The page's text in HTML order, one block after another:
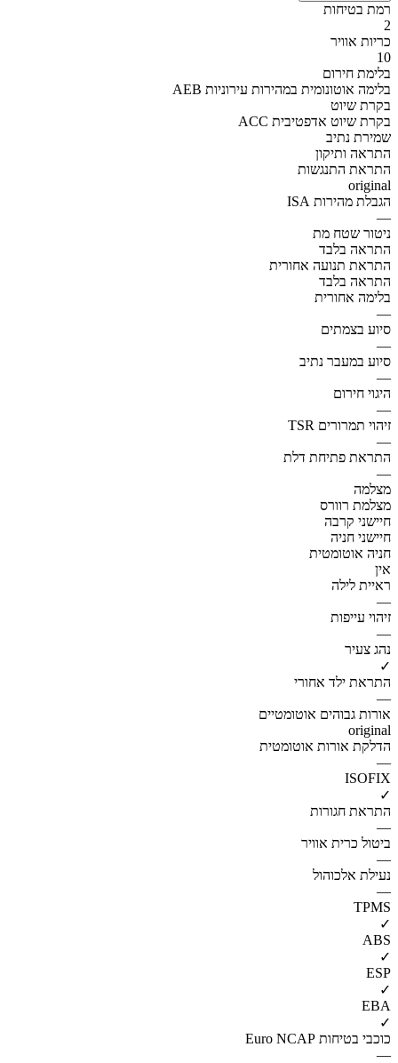
רמת בטיחות
2
כריות אוויר
10
בלימת חירום
AEB בלימה אוטונומית במהירות עירוניות
בקרת שיוט
ACC בקרת שיוט אדפטיבית
שמירת נתיב
התראה ותיקון
התראת התנגשות
original
הגבלת מהירות ISA
—
ניטור שטח מת
התראה בלבד
התראת תנועה אחורית
התראה בלבד
בלימה אחורית
—
סיוע בצמתים
—
סיוע במעבר נתיב
—
היגוי חירום
—
זיהוי תמרורים TSR
—
התראת פתיחת דלת
—
מצלמה
מצלמת רוורס
חיישני קרבה
חיישני חניה
חניה אוטומטית
אין
ראיית לילה
—
זיהוי עייפות
—
נהג צעיר
✓
התראת ילד אחורי
—
אורות גבוהים אוטומטיים
original
הדלקת אורות אוטומטית
—
ISOFIX
✓
התראת חגורות
—
ביטול כרית אוויר
—
נעילת אלכוהול
—
TPMS
✓
ABS
✓
ESP
✓
EBA
✓
כוכבי בטיחות Euro NCAP
—